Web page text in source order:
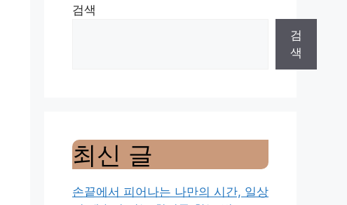
검색
검
색
최신 글
손끝에서 피어나는 나만의 시간, 일상